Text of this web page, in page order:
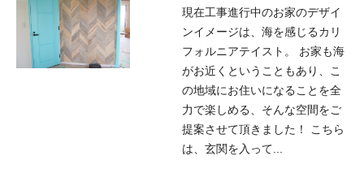
現在工事進行中のお家のデザイ
ンイメージは、海を感じるカリ
フォルニアテイスト。 お家も海
がお近くということもあり、こ
の地域にお住いになることを全
力で楽しめる、そんな空間をご
提案させて頂きました！ こちら
は、玄関を入って...